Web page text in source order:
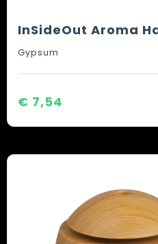
Gypsum
€ 7,54